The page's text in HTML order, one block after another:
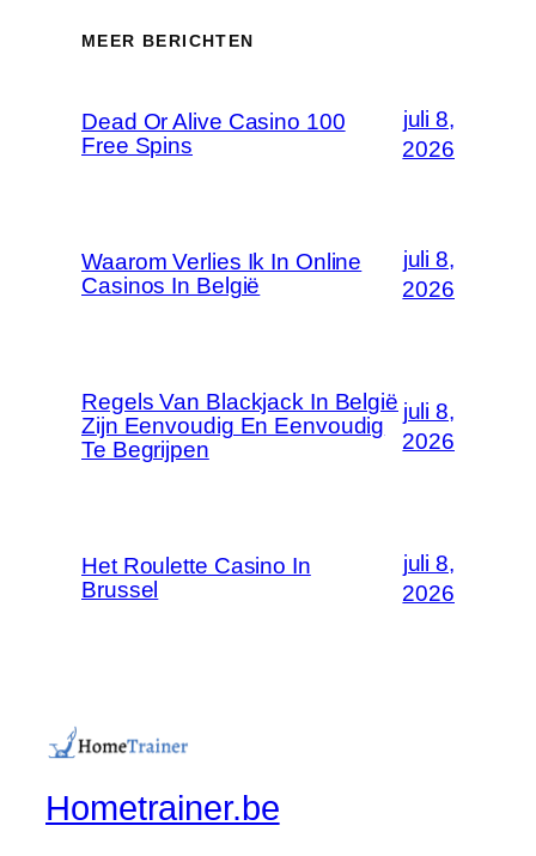
MEER BERICHTEN
Dead Or Alive Casino 100
Free Spins
juli 8,
2026
Waarom Verlies Ik In Online
Casinos In België
juli 8,
2026
Regels Van Blackjack In België
Zijn Eenvoudig En Eenvoudig
Te Begrijpen
juli 8,
2026
Het Roulette Casino In
Brussel
juli 8,
2026
Hometrainer.be